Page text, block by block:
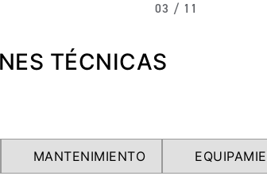
03 / 11
TÉCNICAS
MANTENIMIENTO